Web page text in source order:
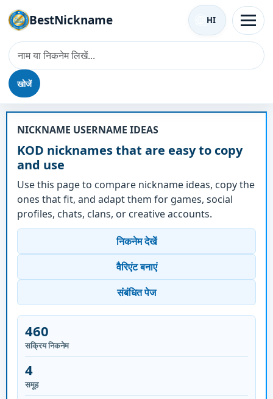
BestNickname
खोजें
HI
उपनाम - KOD
NICKNAME USERNAME IDEAS
KOD nicknames that are easy to copy
and use
Use this page to compare nickname ideas, copy the
ones that fit, and adapt them for games, social
profiles, chats, clans, or creative accounts.
निकनेम देखें
वैरिएंट बनाएं
संबंधित पेज
460
सक्रिय निकनेम
4
समूह